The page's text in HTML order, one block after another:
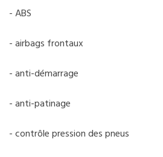
- ABS
- airbags frontaux
- anti-démarrage
- anti-patinage
- contrôle pression des pneus